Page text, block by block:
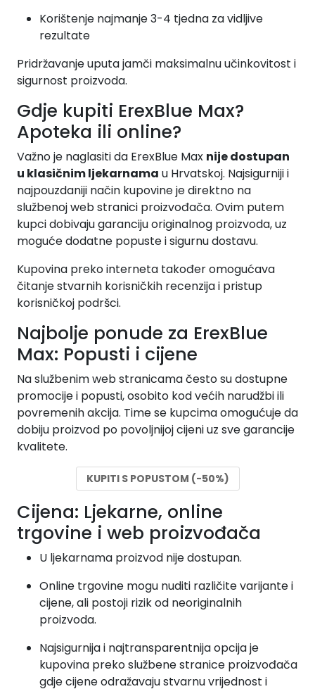
Korištenje najmanje 3-4 tjedna za vidljive
rezultate
Pridržavanje uputa jamči maksimalnu učinkovitost i
sigurnost proizvoda.
Gdje kupiti ErexBlue Max?
Apoteka ili online?
Važno je naglasiti da ErexBlue Max nije dostupan
u klasičnim ljekarnama u Hrvatskoj. Najsigurniji i
najpouzdaniji način kupovine je direktno na
službenoj web stranici proizvođača. Ovim putem
kupci dobivaju garanciju originalnog proizvoda, uz
moguće dodatne popuste i sigurnu dostavu.
Kupovina preko interneta također omogućava
čitanje stvarnih korisničkih recenzija i pristup
korisničkoj podršci.
Najbolje ponude za ErexBlue
Max: Popusti i cijene
Na službenim web stranicama često su dostupne
promocije i popusti, osobito kod većih narudžbi ili
povremenih akcija. Time se kupcima omogućuje da
dobiju proizvod po povoljnijoj cijeni uz sve garancije
kvalitete.
KUPITI S POPUSTOM (-50%)
Cijena: Ljekarne, online
trgovine i web proizvođača
U ljekarnama proizvod nije dostupan.
Online trgovine mogu nuditi različite varijante i
cijene, ali postoji rizik od neoriginalnih
proizvoda.
Najsigurnija i najtransparentnija opcija je
kupovina preko službene stranice proizvođača
gdje cijene odražavaju stvarnu vrijednost i